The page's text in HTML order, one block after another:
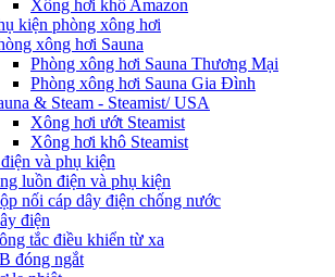
Xông hơi khô Amazon
kiện phòng xông hơi
xông hơi Sauna
Phòng xông hơi Sauna Thương Mại
Phòng xông hơi Sauna Gia Đình
& Steam - Steamist/ USA
Xông hơi ướt Steamist
Xông hơi khô Steamist
và phụ kiện
luồn điện và phụ kiện
nối cáp dây điện chống nước
điện
tắc điều khiển từ xa
đóng ngắt